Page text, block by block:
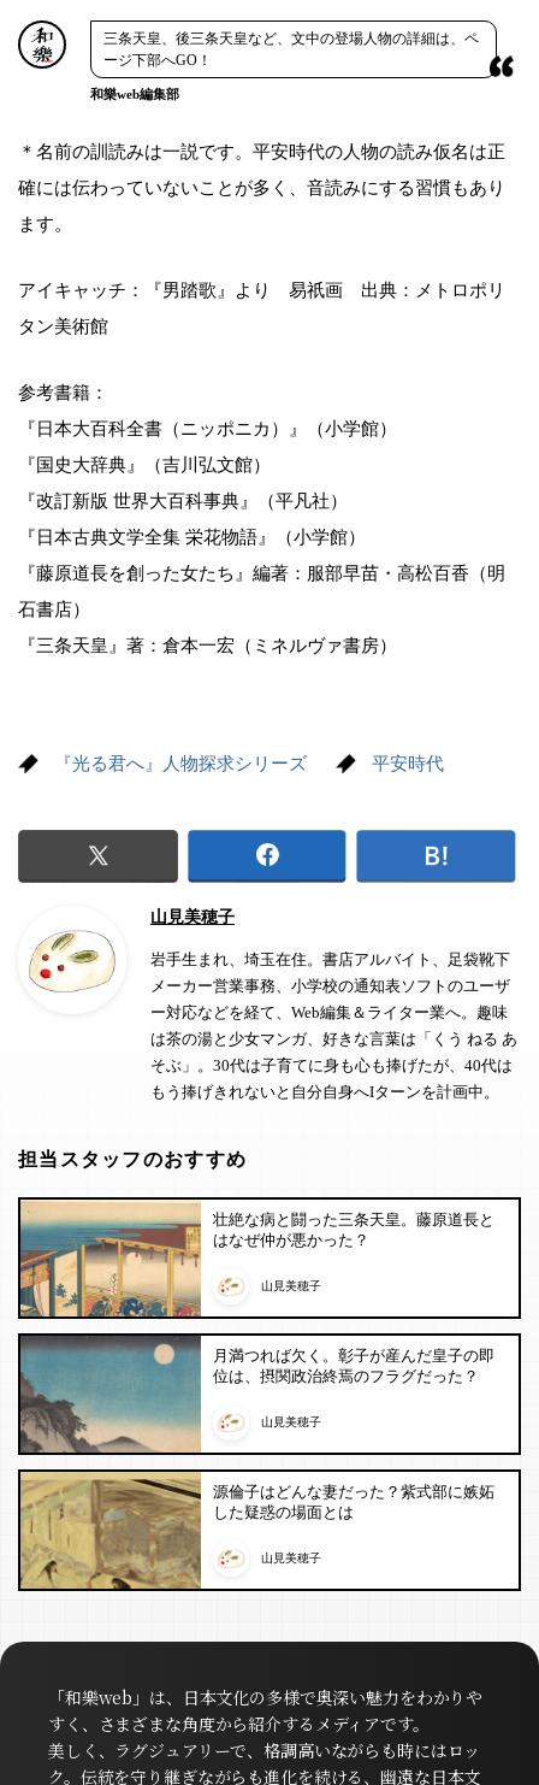
三条天皇、後三条天皇など、文中の登場人物の詳細は、ペ
ージ下部へGO！
和樂web編集部
＊名前の訓読みは一説です。平安時代の人物の読み仮名は正
確には伝わっていないことが多く、音読みにする習慣もあり
ます。
アイキャッチ：『男踏歌』より 易祇画 出典：メトロポリ
タン美術館
参考書籍：
『日本大百科全書（ニッポニカ）』（小学館）
『国史大辞典』（吉川弘文館）
『改訂新版 世界大百科事典』（平凡社）
『日本古典文学全集 栄花物語』（小学館）
『藤原道長を創った女たち』編著：服部早苗・高松百香（明
石書店）
『三条天皇』著：倉本一宏（ミネルヴァ書房）
『光る君へ』人物探求シリーズ 平安時代
山見美穂子
岩手生まれ、埼玉在住。書店アルバイト、足袋靴下
メーカー営業事務、小学校の通知表ソフトのユーザ
ー対応などを経て、Web編集＆ライター業へ。趣味
は茶の湯と少女マンガ、好きな言葉は「くう ねる あ
そぶ」。30代は子育てに身も心も捧げたが、40代は
もう捧げきれないと自分自身へIターンを計画中。
担当スタッフのおすすめ
壮絶な病と闘った三条天皇。藤原道長と
はなぜ仲が悪かった？
山見美穂子
月満つれば欠く。彰子が産んだ皇子の即
位は、摂関政治終焉のフラグだった？
山見美穂子
源倫子はどんな妻だった？紫式部に嫉妬
した疑惑の場面とは
山見美穂子
「和樂web」は、日本文化の多様で奥深い魅力をわかりや
すく、さまざまな角度から紹介するメディアです。
美しく、ラグジュアリーで、格調高いながらも時にはロッ
ク。伝統を守り継ぎながらも進化を続ける、幽遠な日本文